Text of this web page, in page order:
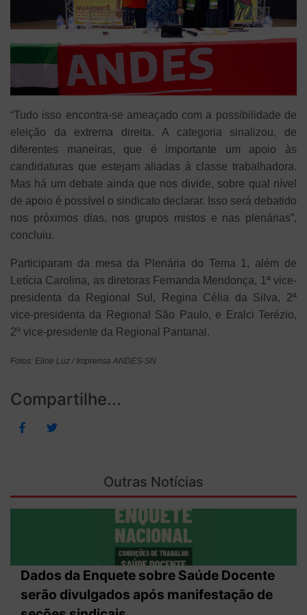
“Tudo isso encontra-se ameaçado com a possibilidade de
eleição da extrema direita. A categoria sinalizou, de
diferentes maneiras, que é importante um apoio às
candidaturas que estejam aliadas à classe trabalhadora.
Mas há um debate ainda que nos divide, sobre qual nível
de apoio é possível o sindicato declarar. Isso será debatido
nos próximos dias, nos grupos mistos e nas plenárias”,
concluiu.
Participaram da mesa da Plenária do Tema 1, além de
Letícia Carolina, as diretoras Fernanda Mendonça, 1ª vice-
presidenta da Regional Sul, Regina Célia da Silva, 2ª
vice-presidenta da Regional São Paulo, e Eralci Terézio,
2º vice-presidente da Regional Pantanal.
Fotos: Eline Luz / Imprensa ANDES-SN
Compartilhe...
Outras Notícias
Dados da Enquete sobre Saúde Docente
serão divulgados após manifestação de